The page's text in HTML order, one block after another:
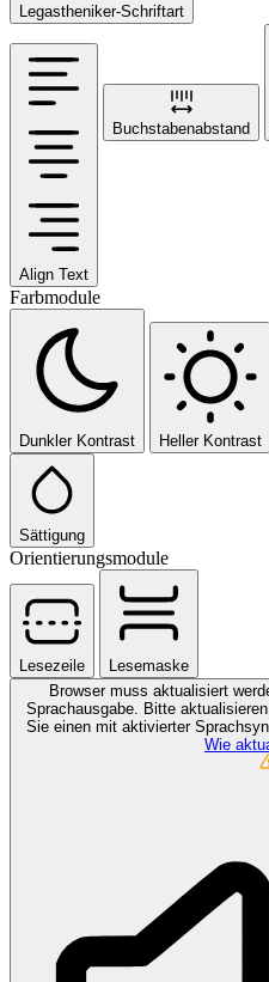
Legastheniker-Schriftart
Align Text
Buchstabenabstand
Farbmodule
Dunkler Kontrast Heller Kontrast
Sättigung
Orientierungsmodule
Lesezeile
Lesemaske
Browser muss aktualisiert
Sprachausgabe. Bitte
Sie einen mit aktivierter
Wie